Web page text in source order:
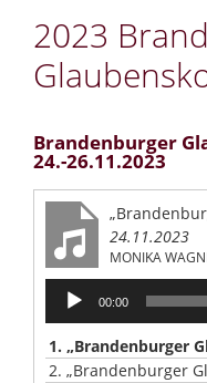
2023
Brandenburger
24.-26.11.2023
24.11.2023
MONIKA
Audio-
Player
00:00
1. „Brandenburger
2. „Brandenburger